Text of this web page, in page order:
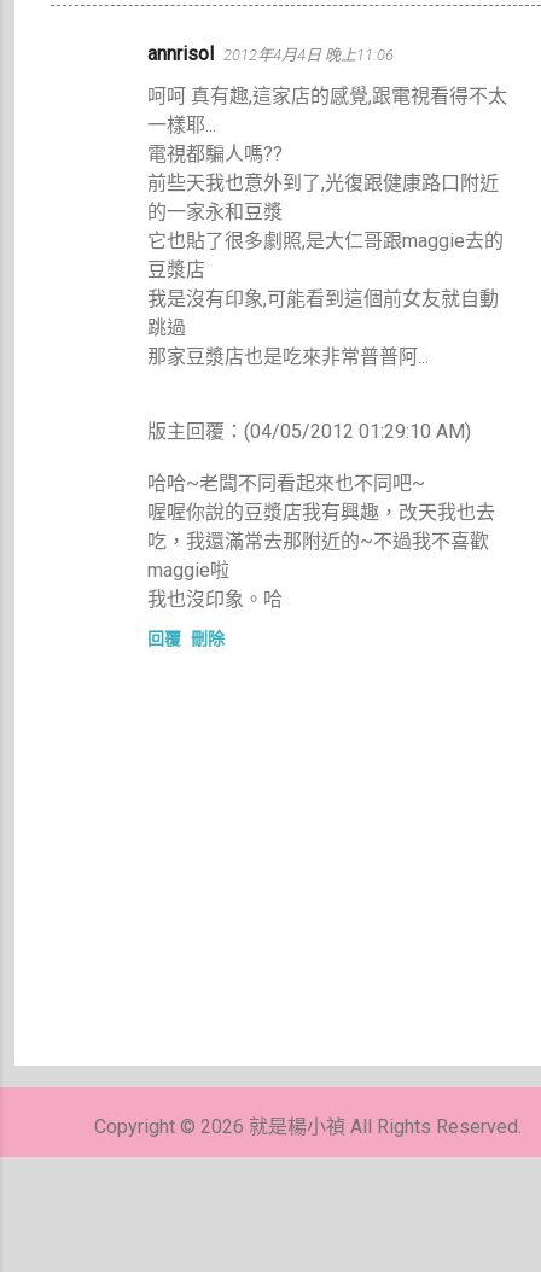
annrisol 2012年4月4日 晚上11:06
呵呵 真有趣,這家店的感覺,跟電視看得不太
一樣耶...
電視都騙人嗎??
前些天我也意外到了,光復跟健康路口附近
的一家永和豆漿
它也貼了很多劇照,是大仁哥跟maggie去的
豆漿店
我是沒有印象,可能看到這個前女友就自動
跳過
那家豆漿店也是吃來非常普普阿...
版主回覆：(04/05/2012 01:29:10 AM)
哈哈~老闆不同看起來也不同吧~
喔喔你說的豆漿店我有興趣，改天我也去
吃，我還滿常去那附近的~不過我不喜歡
maggie啦
我也沒印象。哈
回覆 刪除
貼
Copyright © 2026 就是楊小禎 All Rights Reserved.